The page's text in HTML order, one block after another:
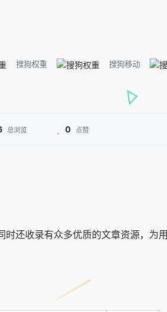
搜狗权重 搜狗移动
总浏览 0 点赞
还收录有众多优质的文章资源，为用